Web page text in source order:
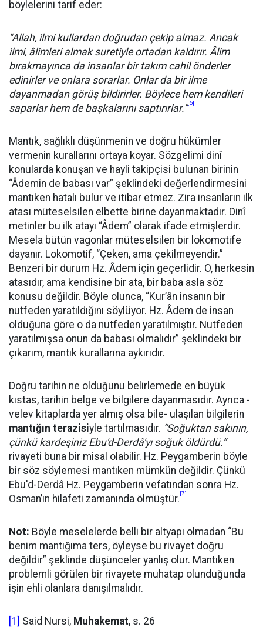
böylelerini tarif eder:
"Allah, ilmi kullardan doğrudan çekip almaz. Ancak
ilmi, âlimleri almak suretiyle ortadan kaldırır. Âlim
bırakmayınca da insanlar bir takım cahil önderler
edinirler ve onlara sorarlar. Onlar da bir ilme
dayanmadan görüş bildirirler. Böylece hem kendileri
saparlar hem de başkalarını saptırırlar."[6]
Mantık, sağlıklı düşünmenin ve doğru hükümler
vermenin kurallarını ortaya koyar. Sözgelimi dinî
konularda konuşan ve hayli takipçisi bulunan birinin
“Âdemin de babası var” şeklindeki değerlendirmesini
mantıken hatalı bulur ve itibar etmez. Zira insanların ilk
atası müteselsilen elbette birine dayanmaktadır. Dinî
metinler bu ilk atayı “Âdem” olarak ifade etmişlerdir.
Mesela bütün vagonlar müteselsilen bir lokomotife
dayanır. Lokomotif, “Çeken, ama çekilmeyendir.”
Benzeri bir durum Hz. Âdem için geçerlidir. O, herkesin
atasıdır, ama kendisine bir ata, bir baba asla söz
konusu değildir. Böyle olunca, “Kur’ân insanın bir
nutfeden yaratıldığını söylüyor. Hz. Âdem de insan
olduğuna göre o da nutfeden yaratılmıştır. Nutfeden
yaratılmışsa onun da babası olmalıdır” şeklindeki bir
çıkarım, mantık kurallarına aykırıdır.
Doğru tarihin ne olduğunu belirlemede en büyük
kıstas, tarihin belge ve bilgilere dayanmasıdır. Ayrıca -
velev kitaplarda yer almış olsa bile- ulaşılan bilgilerin
mantığın terazisiyle tartılmasıdır. “Soğuktan sakının,
çünkü kardeşiniz Ebu'd-Derdâ'yı soğuk öldürdü.”
rivayeti buna bir misal olabilir. Hz. Peygamberin böyle
bir söz söylemesi mantıken mümkün değildir. Çünkü
Ebu'd-Derdâ Hz. Peygamberin vefatından sonra Hz.
Osman’ın hilafeti zamanında ölmüştür. [7]
Not: Böyle meselelerde belli bir altyapı olmadan “Bu
benim mantığıma ters, öyleyse bu rivayet doğru
değildir” şeklinde düşünceler yanlış olur. Mantıken
problemli görülen bir rivayete muhatap olunduğunda
işin ehli olanlara danışılmalıdır.
[1] Said Nursi, Muhakemat, s. 26